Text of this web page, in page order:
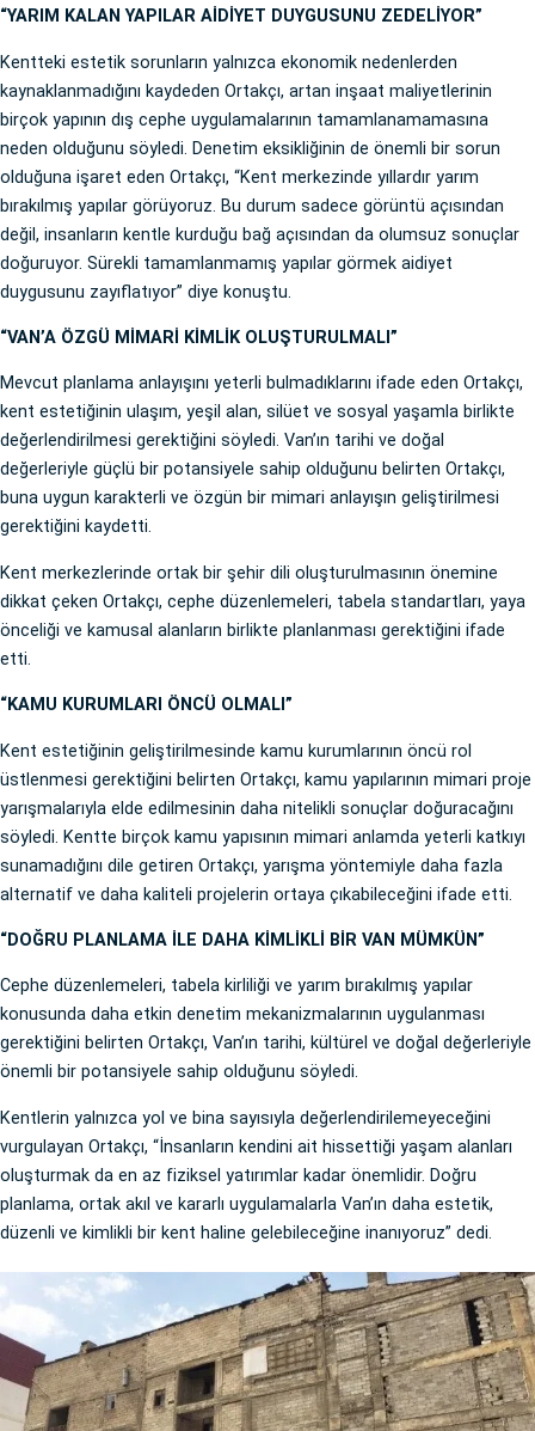
“YARIM KALAN YAPILAR AİDİYET DUYGUSUNU ZEDELİYOR”
Kentteki estetik sorunların yalnızca ekonomik nedenlerden
kaynaklanmadığını kaydeden Ortakçı, artan inşaat maliyetlerinin
birçok yapının dış cephe uygulamalarının tamamlanamamasına
neden olduğunu söyledi. Denetim eksikliğinin de önemli bir sorun
olduğuna işaret eden Ortakçı, “Kent merkezinde yıllardır yarım
bırakılmış yapılar görüyoruz. Bu durum sadece görüntü açısından
değil, insanların kentle kurduğu bağ açısından da olumsuz sonuçlar
doğuruyor. Sürekli tamamlanmamış yapılar görmek aidiyet
duygusunu zayıflatıyor” diye konuştu.
“VAN’A ÖZGÜ MİMARİ KİMLİK OLUŞTURULMALI”
Mevcut planlama anlayışını yeterli bulmadıklarını ifade eden Ortakçı,
kent estetiğinin ulaşım, yeşil alan, silüet ve sosyal yaşamla birlikte
değerlendirilmesi gerektiğini söyledi. Van’ın tarihi ve doğal
değerleriyle güçlü bir potansiyele sahip olduğunu belirten Ortakçı,
buna uygun karakterli ve özgün bir mimari anlayışın geliştirilmesi
gerektiğini kaydetti.
Kent merkezlerinde ortak bir şehir dili oluşturulmasının önemine
dikkat çeken Ortakçı, cephe düzenlemeleri, tabela standartları, yaya
önceliği ve kamusal alanların birlikte planlanması gerektiğini ifade
etti.
“KAMU KURUMLARI ÖNCÜ OLMALI”
Kent estetiğinin geliştirilmesinde kamu kurumlarının öncü rol
üstlenmesi gerektiğini belirten Ortakçı, kamu yapılarının mimari proje
yarışmalarıyla elde edilmesinin daha nitelikli sonuçlar doğuracağını
söyledi. Kentte birçok kamu yapısının mimari anlamda yeterli katkıyı
sunamadığını dile getiren Ortakçı, yarışma yöntemiyle daha fazla
alternatif ve daha kaliteli projelerin ortaya çıkabileceğini ifade etti.
“DOĞRU PLANLAMA İLE DAHA KİMLİKLİ BİR VAN MÜMKÜN”
Cephe düzenlemeleri, tabela kirliliği ve yarım bırakılmış yapılar
konusunda daha etkin denetim mekanizmalarının uygulanması
gerektiğini belirten Ortakçı, Van’ın tarihi, kültürel ve doğal değerleriyle
önemli bir potansiyele sahip olduğunu söyledi.
Kentlerin yalnızca yol ve bina sayısıyla değerlendirilemeyeceğini
vurgulayan Ortakçı, “İnsanların kendini ait hissettiği yaşam alanları
oluşturmak da en az fiziksel yatırımlar kadar önemlidir. Doğru
planlama, ortak akıl ve kararlı uygulamalarla Van’ın daha estetik,
düzenli ve kimlikli bir kent haline gelebileceğine inanıyoruz” dedi.